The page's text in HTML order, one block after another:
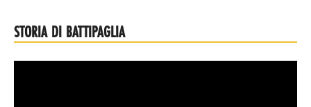
STORIA DI BATTIPAGLIA